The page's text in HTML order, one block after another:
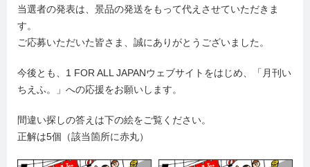
当選者の発表は、景品の発送をもって代えさせていただきま
す。
ご応募いただいた皆さま、誠にありがとうございました。
今後とも、1 FOR ALL JAPANウェブサイトをはじめ、「月刊い
ちえふ。」への応援をお願いします。
間違い探しの答えは下の絵をご覧ください。
正解は5個（該当箇所に赤丸）